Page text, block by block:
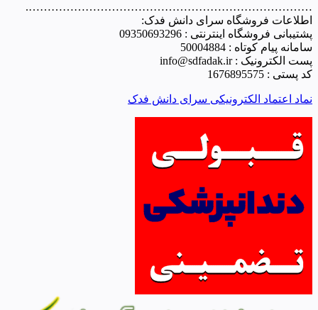
………………………………………………………………….
اطلاعات فروشگاه سرای دانش فدک:
پشتیبانی فروشگاه اینترنتی : 09350693296
سامانه پیام کوتاه : 50004884
پست الکترونیک : info@sdfadak.ir
کد پستی : 1676895575
نماد اعتماد الکترونیکی سرای دانش فدک